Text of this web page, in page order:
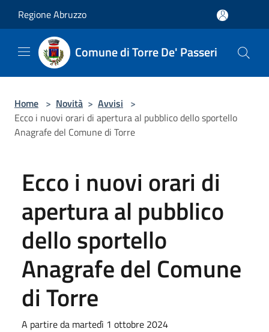
Regione Abruzzo
Comune di Torre De' Passeri
Home > Novità > Avvisi >
Ecco i nuovi orari di apertura al pubblico dello sportello
Anagrafe del Comune di Torre
Ecco i nuovi orari di
apertura al pubblico
dello sportello
Anagrafe del Comune
di Torre
A partire da martedì 1 ottobre 2024